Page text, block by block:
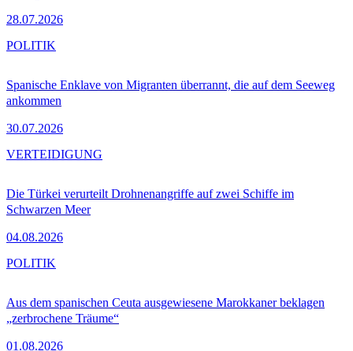
28.07.2026
Spanische Enklave von Migranten überrannt, die auf dem Seeweg
ankommen
30.07.2026
POLITIK
Die Türkei verurteilt Drohnenangriffe auf zwei Schiffe im
Schwarzen Meer
04.08.2026
VERTEIDIGUNG
Aus dem spanischen Ceuta ausgewiesene Marokkaner beklagen
„zerbrochene Träume“
01.08.2026
POLITIK